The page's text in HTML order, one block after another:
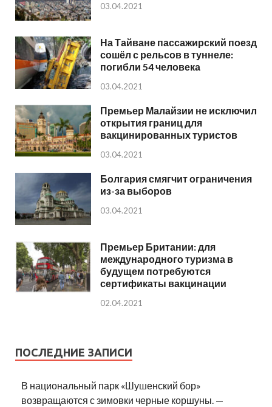
03.04.2021
На Тайване пассажирский поезд
сошёл с рельсов в туннеле:
погибли 54 человека
03.04.2021
Премьер Малайзии не исключил
открытия границ для
вакцинированных туристов
03.04.2021
Болгария смягчит ограничения
из-за выборов
03.04.2021
Премьер Британии: для
международного туризма в
будущем потребуются
сертификаты вакцинации
02.04.2021
ПОСЛЕДНИЕ ЗАПИСИ
В национальный парк «Шушенский бор»
возвращаются с зимовки черные коршуны. —